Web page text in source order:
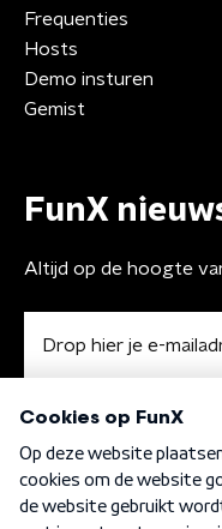
Frequenties
Hosts
Demo insturen
Gemist
FunX
Altijd op de hoogte
Algemene